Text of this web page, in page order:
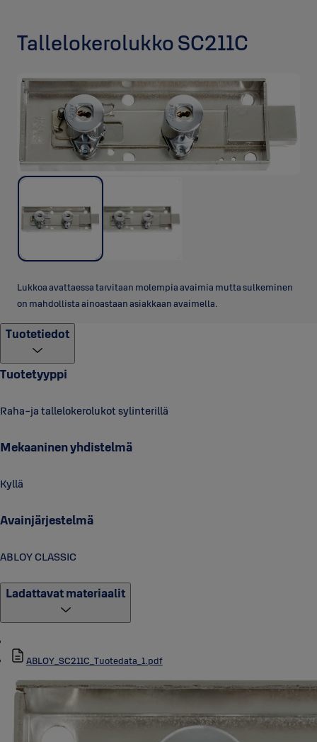
Tallelokerolukko SC211C
Lukkoa avattaessa tarvitaan molempia avaimia mutta sulkeminen
on mahdollista ainoastaan asiakkaan avaimella.
Tuotetiedot
Tuotetyyppi
Raha-ja tallelokerolukot sylinterillä
Mekaaninen yhdistelmä
Kyllä
Avainjärjestelmä
ABLOY CLASSIC
Ladattavat materiaalit
ABLOY_SC211C_Tuotedata_1.pdf